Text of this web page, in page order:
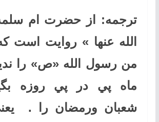
ترجمه: از حضرت ام
الله عنها » روايت است
من رسول الله «ص» را
ماه پي در پي روزه
شعبان ورمضان را .